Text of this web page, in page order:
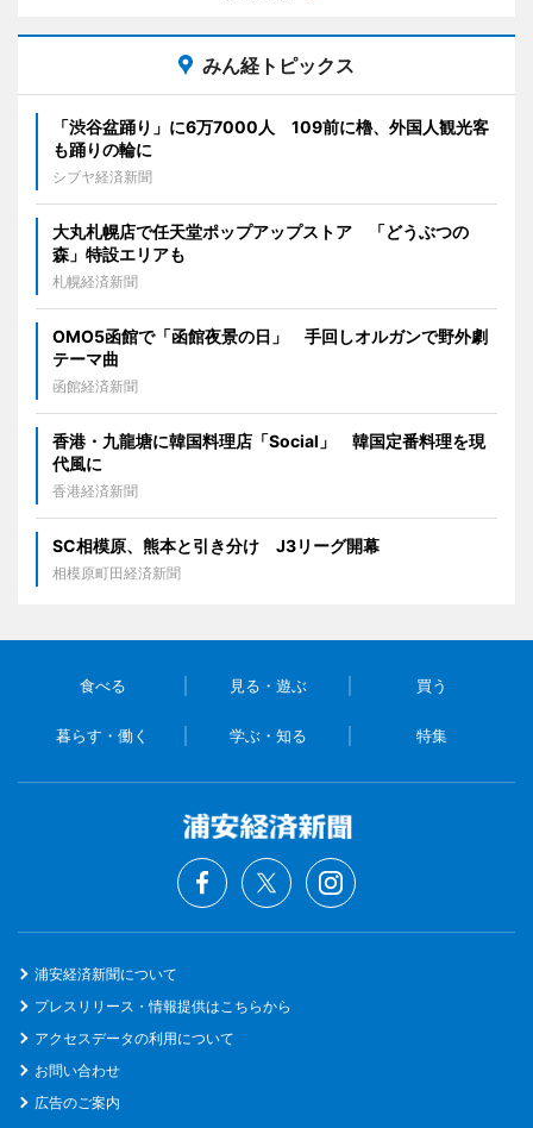
みん経トピックス
「渋谷盆踊り」に6万7000人 109前に櫓、外国人観光客
も踊りの輪に
シブヤ経済新聞
大丸札幌店で任天堂ポップアップストア 「どうぶつの
森」特設エリアも
札幌経済新聞
OMO5函館で「函館夜景の日」 手回しオルガンで野外劇
テーマ曲
函館経済新聞
香港・九龍塘に韓国料理店「Social」 韓国定番料理を現
代風に
香港経済新聞
SC相模原、熊本と引き分け J3リーグ開幕
相模原町田経済新聞
食べる 見る・遊ぶ 買う
暮らす・働く 学ぶ・知る 特集
浦安経済新聞について
プレスリリース・情報提供はこちらから
アクセスデータの利用について
お問い合わせ
広告のご案内